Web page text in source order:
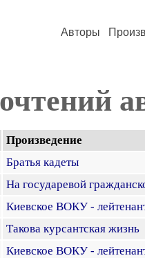
Авторы
Произведение
Братья кадеты
На государевой
Киевское ВОКУ -
Такова курсантская жизнь
Киевское ВОКУ -